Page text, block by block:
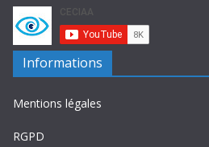
Informations
Mentions légales
RGPD